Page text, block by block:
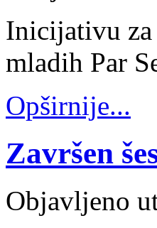
Inicijativu za
mladih Par
Opširnije...
Završen
Objavljeno